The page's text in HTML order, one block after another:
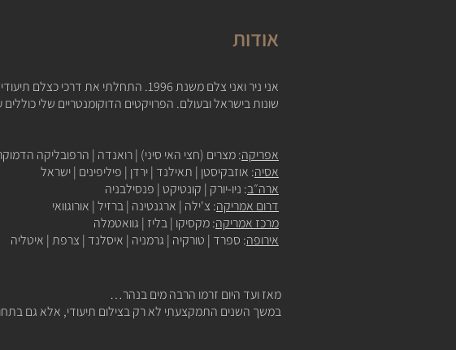
אודות
אני ניר ואני צלם משנת 1996. התחלתי את
שונות בישראל ובעולם. הפרויקטים הדוקומנטריים שלי
אפריקה: מצרים (חצי האי סיני) | רואנדה | הרפובליקה
אסיה: אוזבקיסטן | תאילנד | ירדן | פיליפינים | ישראל
ארה״ב: ניו-יורק | קונטיקט | פנסילבניה
דרום אמריקה: צ'ילה | ארגנטינה | ברזיל | אורוגוואי
מרכז אמריקה: מקסיקו | בליז | גוואטמלה
אירופה: ספרד | טורקיה | גרמניה | איסלנד | צרפת | איטליה
מאז ועד היום זרמו הרבה מים בנהר…
במשך השנים התמקצעתי לא רק בצילום תיעודי, אלא גם